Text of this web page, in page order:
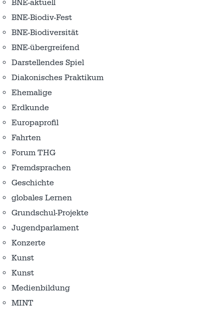
BNE-aktuell
BNE-Biodiv-Fest
BNE-Biodiversität
BNE-übergreifend
Darstellendes Spiel
Diakonisches Praktikum
Ehemalige
Erdkunde
Europaprofil
Fahrten
Forum THG
Fremdsprachen
Geschichte
globales Lernen
Grundschul-Projekte
Jugendparlament
Konzerte
Kunst
Kunst
Medienbildung
MINT